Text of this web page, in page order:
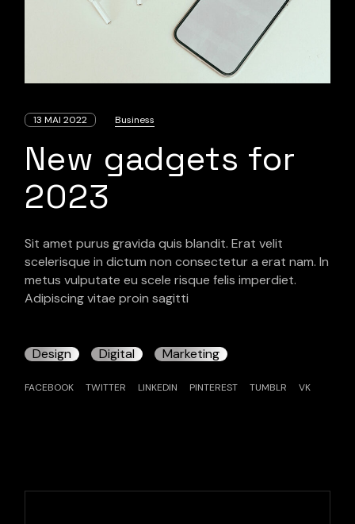
13 MAI 2022 Business
New gadgets for
2023
Sit amet purus gravida quis blandit. Erat velit
scelerisque in dictum non consectetur a erat nam. In
metus vulputate eu scele risque felis imperdiet.
Adipiscing vitae proin sagitti
Design Digital Marketing
FACEBOOK TWITTER LINKEDIN PINTEREST TUMBLR VK